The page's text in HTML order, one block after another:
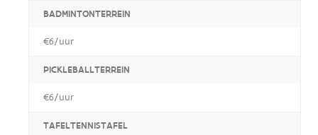
BADMINTONTERREIN
€6/uur
PICKLEBALLTERREIN
€6/uur
TAFELTENNISTAFEL